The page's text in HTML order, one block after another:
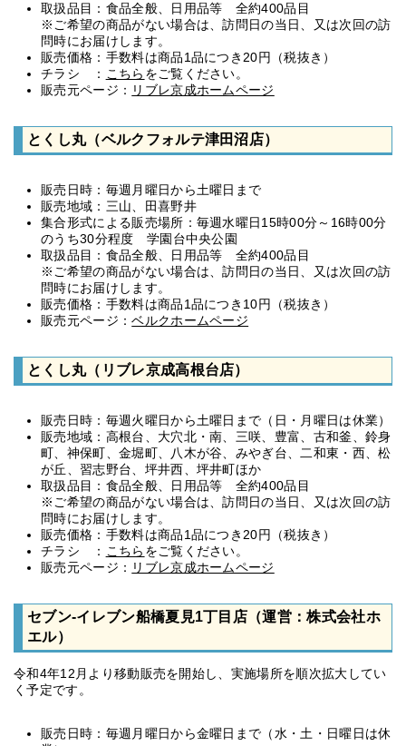
取扱品目：食品全般、日用品等 全約400品目
※ご希望の商品がない場合は、訪問日の当日、又は次回の訪
問時にお届けします。
販売価格：手数料は商品1品につき20円（税抜き）
チラシ ： こちら をご覧ください。
販売元ページ： リブレ京成ホームページ
とくし丸（ベルクフォルテ津田沼店）
販売日時：毎週月曜日から土曜日まで
販売地域：三山、田喜野井
集合形式による販売場所：毎週水曜日15時00分～16時00分
のうち30分程度 学園台中央公園
取扱品目：食品全般、日用品等 全約400品目
※ご希望の商品がない場合は、訪問日の当日、又は次回の訪
問時にお届けします。
販売価格：手数料は商品1品につき10円（税抜き）
販売元ページ：ベルクホームページ
とくし丸（リブレ京成高根台店）
販売日時：毎週火曜日から土曜日まで（日・月曜日は休業）
販売地域：高根台、大穴北・南、三咲、豊富、古和釜、鈴身
町、神保町、金堀町、八木が谷、みやぎ台、二和東・西、松
が丘、習志野台、坪井西、坪井町ほか
取扱品目：食品全般、日用品等 全約400品目
※ご希望の商品がない場合は、訪問日の当日、又は次回の訪
問時にお届けします。
販売価格：手数料は商品1品につき20円（税抜き）
チラシ ： こちら をご覧ください。
販売元ページ： リブレ京成ホームページ
セブン-イレブン船橋夏見1丁目店（運営：株式会社ホ
エル）
令和4年12月より移動販売を開始し、実施場所を順次拡大してい
く予定です。
販売日時：毎週月曜日から金曜日まで（水・土・日曜日は休